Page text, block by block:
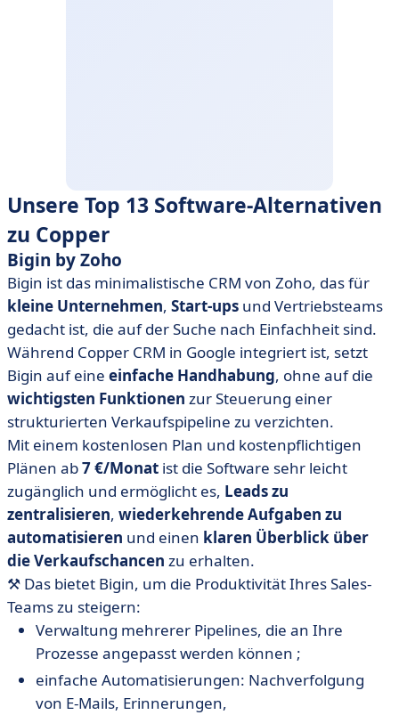
Unsere Top 13 Software-Alternativen
zu Copper
Bigin by Zoho
Bigin ist das minimalistische CRM von Zoho, das für
kleine Unternehmen, Start-ups und Vertriebsteams
gedacht ist, die auf der Suche nach Einfachheit sind.
Während Copper CRM in Google integriert ist, setzt
Bigin auf eine einfache Handhabung, ohne auf die
wichtigsten Funktionen zur Steuerung einer
strukturierten Verkaufspipeline zu verzichten.
Mit einem kostenlosen Plan und kostenpflichtigen
Plänen ab7 €/Monat ist die Software sehr leicht
zugänglich und ermöglicht es, Leads zu
zentralisieren, wiederkehrende Aufgaben zu
automatisieren und einen klaren Überblick über
die Verkaufschancen zu erhalten.
⚒️ Das bietet Bigin, um die Produktivität Ihres Sales-
Teams zu steigern:
Verwaltung mehrerer Pipelines, die an Ihre
Prozesse angepasst werden können ;
einfache Automatisierungen: Nachverfolgung
von E-Mails, Erinnerungen,